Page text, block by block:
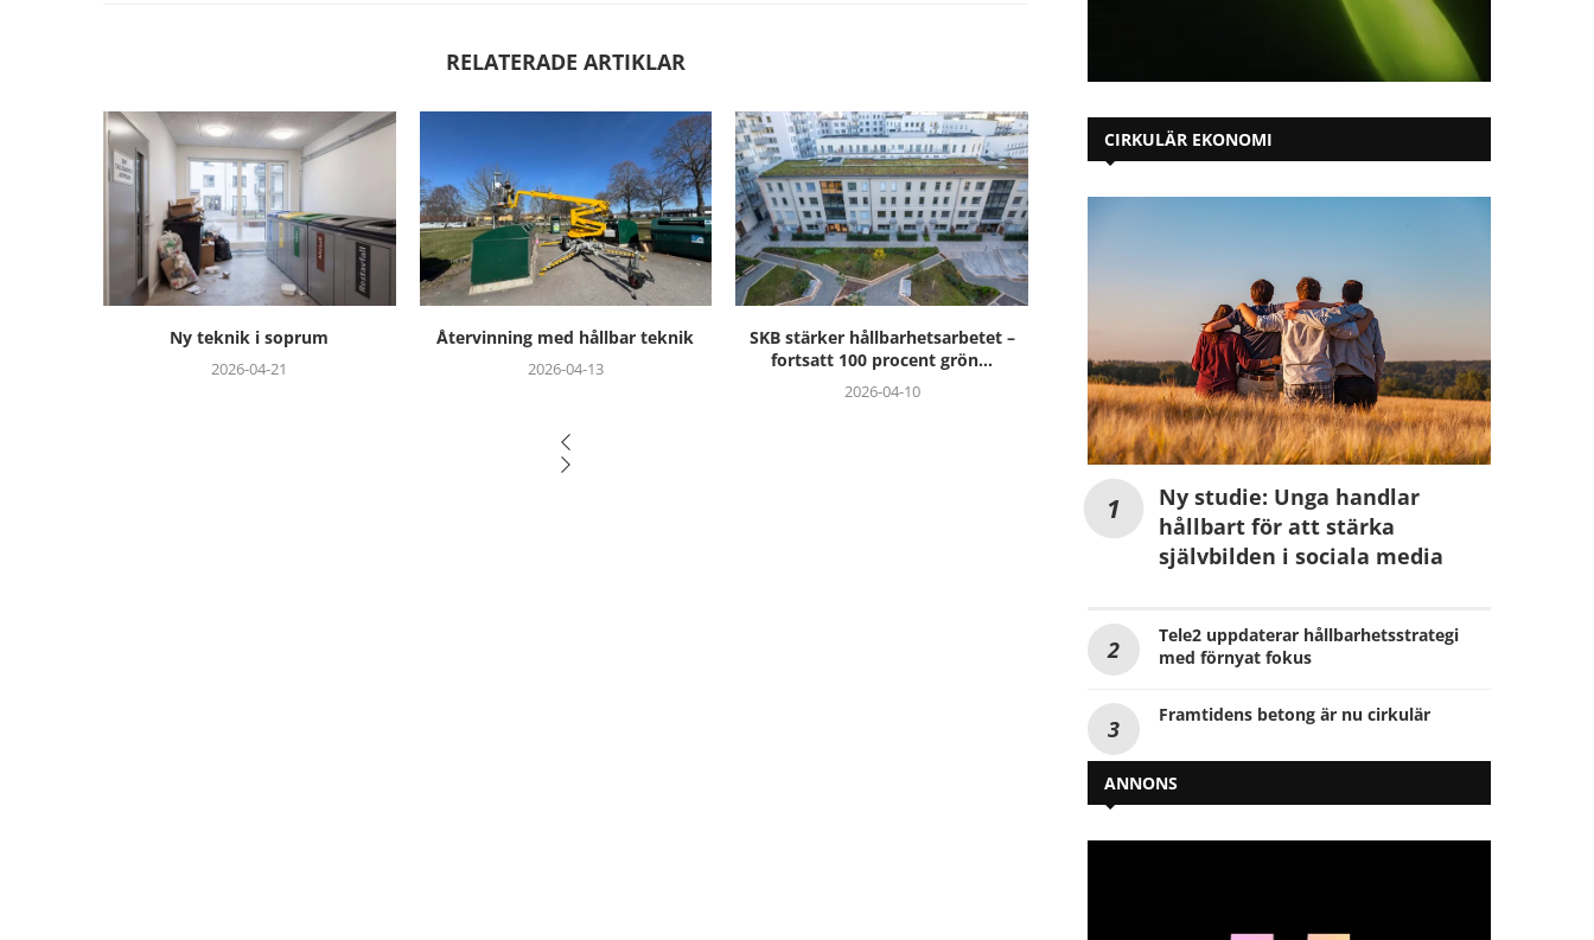
RELATERADE ARTIKLAR
Återvinning med hållbar teknik
2026-04-13
SKB stärker hållbarhetsarbetet –
fortsatt 100 procent grön...
Pantjätte driver hållbar tillväxt
med AI – visar...
2025-06-17
Ny roll hos Näringslivets
Producentansvar: Han tar ansvar...
2025-06-11
”Pantresan” är avgjord –
2025-06-05
CIRKULÄR EKONOMI
Ny studie: Unga handlar
hållbart för att stärka
självbilden i sociala media
Tele2 uppdaterar hållbarhetsstrategi
med förnyat fokus
Framtidens betong är nu cirkulär
ANNONS